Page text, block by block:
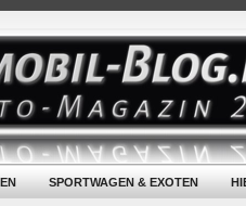
SPORTWAGEN & EXOTEN